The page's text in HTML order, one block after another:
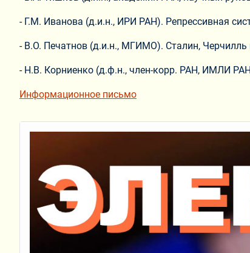
- Г.М. Иванова (д.и.н., ИРИ РАН). Репрессивная
- В.О. Печатнов (д.и.н., МГИМО). Сталин,
- Н.В. Корниенко (д.ф.н., член-корр. РАН, ИМЛИ
Информационное письмо